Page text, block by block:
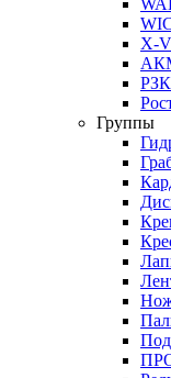
X-
Группы